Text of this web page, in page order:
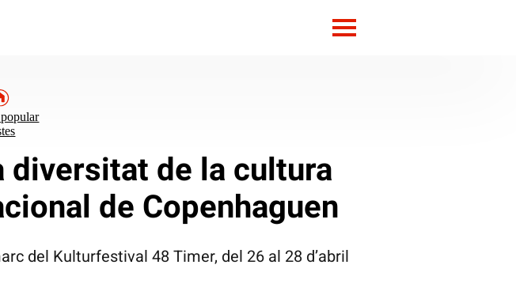
diversitat de la cultura
de Copenhaguen
del Kulturfestival 48 Timer, del 26 al 28 d’abril